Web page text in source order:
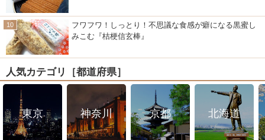
フワフワ！しっとり！不思議な食感が癖になる黒蜜し
みこむ『桔梗信玄棒』
人気カテゴリ［都道府県］
東京 神奈川 京都 北海道